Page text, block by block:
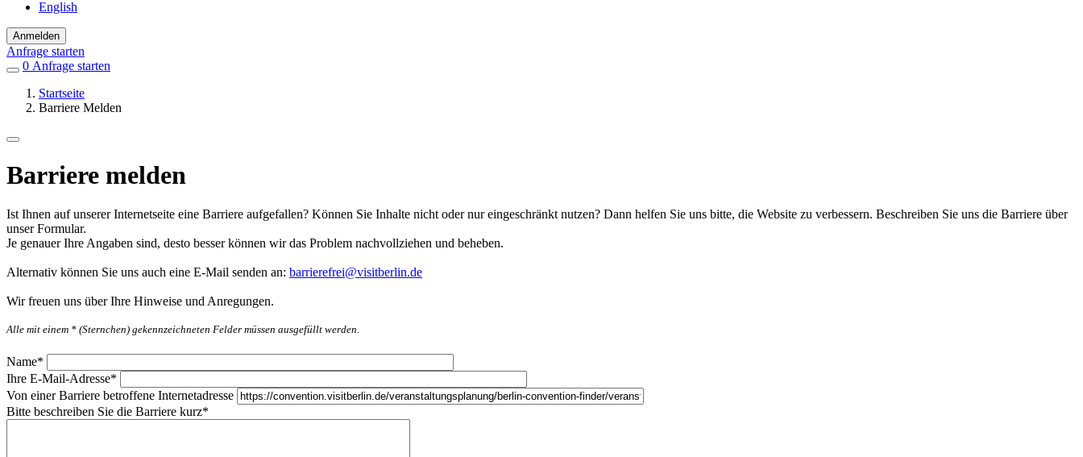
English
Anmelden
Anfrage starten
0 Einträge
Favoriten
Anfrage starten
Startseite
Barriere Melden
Barriere melden
Ist Ihnen auf unserer Internetseite eine Barriere aufgefallen? Können Sie Inhalte nicht oder nur eingeschränkt nutzen? Dann helfen Sie uns bitte, die Website zu verbessern. Beschreiben Sie uns die Barriere über
unser Formular.
Je genauer Ihre Angaben sind, desto besser können wir das Problem nachvollziehen und beheben.
Alternativ können Sie uns auch eine E-Mail senden an: barrierefrei@visitberlin.de
Wir freuen uns über Ihre Hinweise und Anregungen.
Alle mit einem * (Sternchen) gekennzeichneten Felder müssen ausgefüllt werden.
Name*
Ihre E-Mail-Adresse*
Von einer Barriere betroffene Internetadresse
Bitte beschreiben Sie die Barriere kurz*